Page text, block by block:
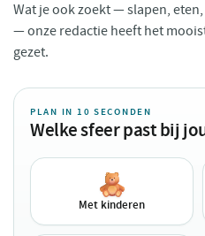
Wat je ook zoekt — slapen,
— onze redactie heeft het
gezet.
PLAN IN 10 SECONDEN
Welke sfeer past bij
Met kinderen